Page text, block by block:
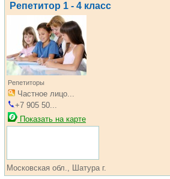
Репетитор 1 - 4 класс
Репетиторы
Частное лицо...
+7 905 50...
Показать на карте
Московская обл., Шатура г.